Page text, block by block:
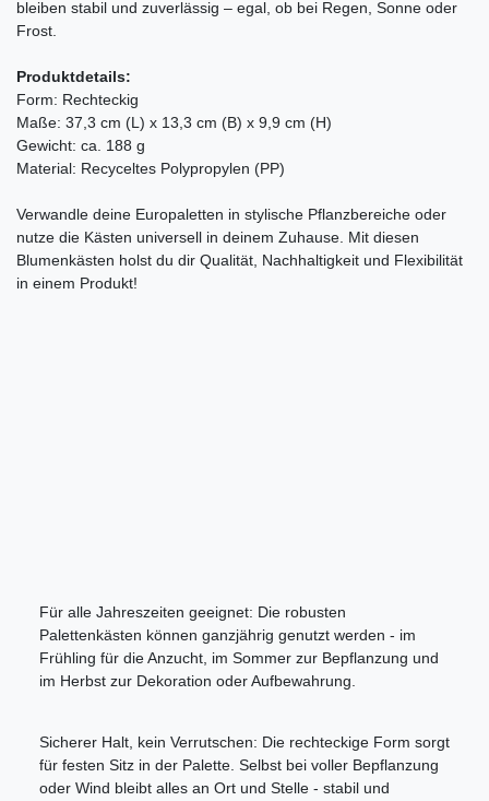
bleiben stabil und zuverlässig – egal, ob bei Regen, Sonne oder
Frost.
Produktdetails:
Form: Rechteckig
Maße: 37,3 cm (L) x 13,3 cm (B) x 9,9 cm (H)
Gewicht: ca. 188 g
Material: Recyceltes Polypropylen (PP)
Verwandle deine Europaletten in stylische Pflanzbereiche oder
nutze die Kästen universell in deinem Zuhause. Mit diesen
Blumenkästen holst du dir Qualität, Nachhaltigkeit und Flexibilität
in einem Produkt!
Für alle Jahreszeiten geeignet: Die robusten
Palettenkästen können ganzjährig genutzt werden - im
Frühling für die Anzucht, im Sommer zur Bepflanzung und
im Herbst zur Dekoration oder Aufbewahrung.
Sicherer Halt, kein Verrutschen: Die rechteckige Form sorgt
für festen Sitz in der Palette. Selbst bei voller Bepflanzung
oder Wind bleibt alles an Ort und Stelle - stabil und